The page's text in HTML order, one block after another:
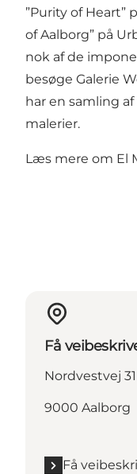
”Purity of Heart”
of Aalborg” på
nok af de
besøge Galerie
har en samling
malerier.
Læs mere om El
Få
Nordvestvej 31
9000 Aalborg
Få